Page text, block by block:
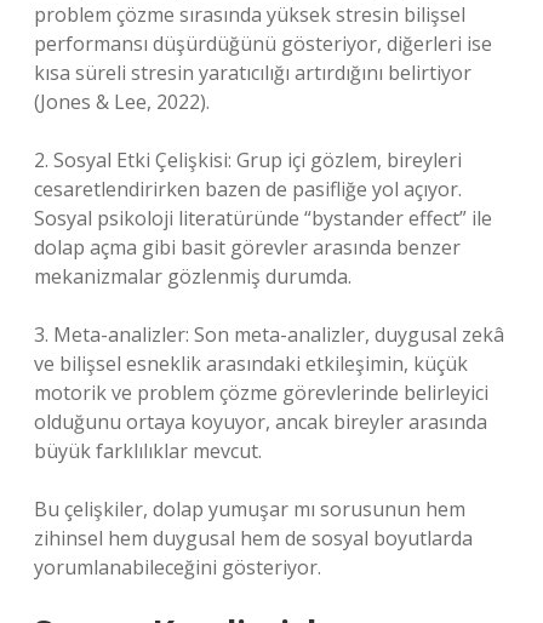
problem çözme sırasında yüksek stresin bilişsel
performansı düşürdüğünü gösteriyor, diğerleri ise
kısa süreli stresin yaratıcılığı artırdığını belirtiyor
(Jones & Lee, 2022).
2. Sosyal Etki Çelişkisi: Grup içi gözlem, bireyleri
cesaretlendirirken bazen de pasifliğe yol açıyor.
Sosyal psikoloji literatüründe “bystander effect” ile
dolap açma gibi basit görevler arasında benzer
mekanizmalar gözlenmiş durumda.
3. Meta-analizler: Son meta-analizler, duygusal zekâ
ve bilişsel esneklik arasındaki etkileşimin, küçük
motorik ve problem çözme görevlerinde belirleyici
olduğunu ortaya koyuyor, ancak bireyler arasında
büyük farklılıklar mevcut.
Bu çelişkiler, dolap yumuşar mı sorusunun hem
zihinsel hem duygusal hem de sosyal boyutlarda
yorumlanabileceğini gösteriyor.